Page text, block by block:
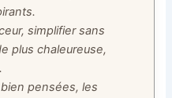
simplifier sans
plus chaleureuse,
pensées, les